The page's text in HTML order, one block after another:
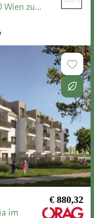
Wien zu
€ 880,32
im